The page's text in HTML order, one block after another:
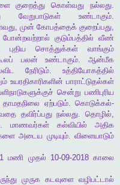
குறைத்து கொள்வது நல்லது.
வேறுபாடுகள் உண்டாகும்.
, முன் கோபத்தைக் குறைப்பது,
போன்றவற்றால் குடும்பத்தில்
வீண்
புதிய சொத்துக்கள்
வாங்கும்
பலன் உண்டாகும்.ஆன்மீக
நேரிடும். உத்தியோகத்தில்
உயரதிகாரிகளின் பாராட்டுதல்கள்
சென்று பணிபுரிய
தாமதநிலை ஏற்படும்.கொடுக்கல்-
தவிர்ப்பது நல்லது.தொழில்,
. மாணவர்கள் கல்வியில்
அதிக
அடைய முடியும்.விளையாடும்
மணி முதல் 10-09-2018காலை
முருக கடவுளை வழிபட்டால்